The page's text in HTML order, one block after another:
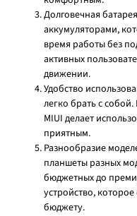
Долговечная
аккумуляторами,
время работы без
активных
движении.
Удобство
легко брать с
MIUI делает
приятным.
Разнообразие
планшеты разных
бюджетных до
устройство,
бюджету.